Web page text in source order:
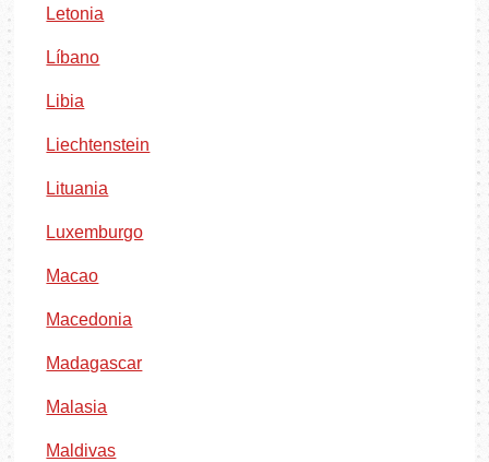
Letonia
Líbano
Libia
Liechtenstein
Lituania
Luxemburgo
Macao
Macedonia
Madagascar
Malasia
Maldivas